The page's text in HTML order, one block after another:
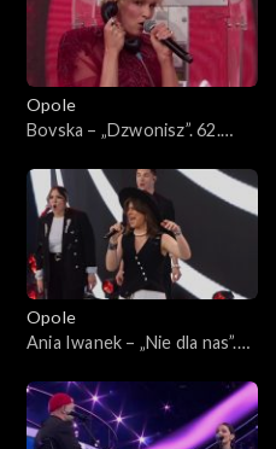
Opole
Bovska – „Dzwonisz”. 62.
Opole
Ania Iwanek – „Nie dla nas”.
„Premiery”